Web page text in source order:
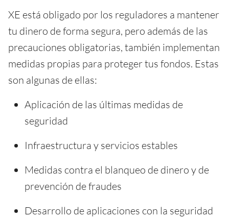
XE está obligado por los reguladores a mantener
tu dinero de forma segura, pero además de las
precauciones obligatorias, también implementan
medidas propias para proteger tus fondos. Estas
son algunas de ellas:
Aplicación de las últimas medidas de
seguridad
Infraestructura y servicios estables
Medidas contra el blanqueo de dinero y de
prevención de fraudes
Desarrollo de aplicaciones con la seguridad